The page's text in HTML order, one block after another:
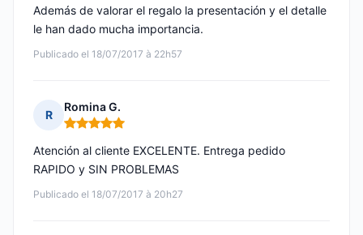
Publicado el 18/07/2017 à 22h57
Además de valorar el regalo la presentación y el detalle
le han dado mucha importancia.
R
Romina G.
Nota: 5 de 5
Publicado el 18/07/2017 à 20h27
Atención al cliente EXCELENTE. Entrega pedido
RAPIDO y SIN PROBLEMAS